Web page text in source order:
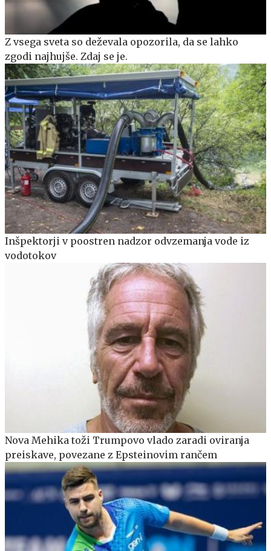
Z vsega sveta so deževala opozorila, da se lahko
zgodi najhujše. Zdaj se je.
Inšpektorji v poostren nadzor odvzemanja vode iz
vodotokov
Nova Mehika toži Trumpovo vlado zaradi oviranja
preiskave, povezane z Epsteinovim rančem